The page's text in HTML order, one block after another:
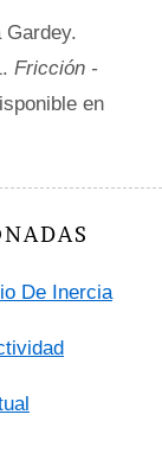
Gardey.
Fricción -
en
De Inercia